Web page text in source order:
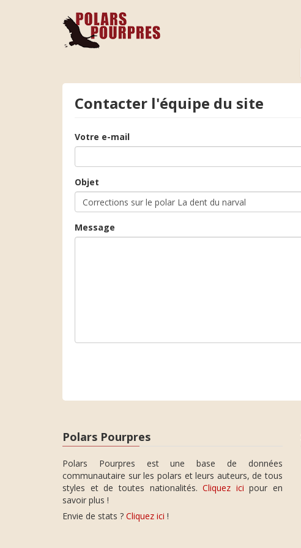
Contacter l'équipe du site
Votre e-mail
Objet
Message
Polars Pourpres
Polars Pourpres est une base de données
communautaire sur les polars et leurs auteurs, de tous
styles et de toutes nationalités.Cliquez ici pour en
savoir plus !
Envie de stats ? Cliquez ici !